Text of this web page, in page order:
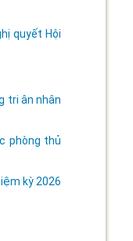
quyết Hội
tri ân nhân
phòng thủ
kỳ 2026